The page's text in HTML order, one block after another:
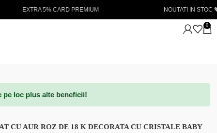
NOUTATI IN STOC 💖
0
pe loc plus alte beneficii!
CU AUR ROZ DE 18 K DECORATA CU CRISTALE BABY